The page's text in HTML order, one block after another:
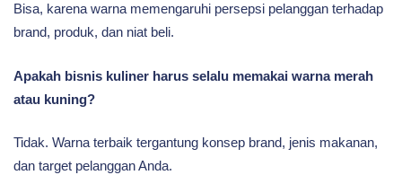
Bisa, karena warna memengaruhi persepsi pelanggan terhadap
brand, produk, dan niat beli.
Apakah bisnis kuliner harus selalu memakai warna merah
atau kuning?
Tidak. Warna terbaik tergantung konsep brand, jenis makanan,
dan target pelanggan Anda.